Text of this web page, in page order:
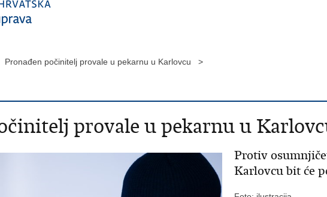
​Pronađen počinitelj provale u pekarnu u Karlovcu >
provale u pekarnu u
Protiv
Karlovcu bit će